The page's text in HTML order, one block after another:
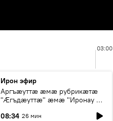
03:00
Ирон эфир
Аргъæуттæ æмæ рубрикæтæ
"Æгъдæуттæ" æмæ "Иронау æй
08:34 26 мин